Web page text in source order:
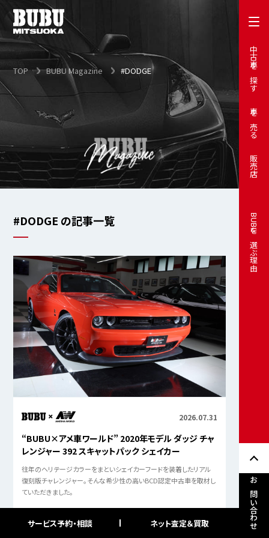
中古車を探す
車を売る
販売店
BUBUを選ぶ理由
お問い合わせ
TOP BUBU Magazine #DODGE
#DODGE の記事一覧
2026.07.31
“BUBU×アメ車ワールド” 2020年モデル ダッジ チャ
レンジャー 392 スキャットパック シェイカー
往年のヘリテージカラーをまといシェイカーフードを装着したリアル
復刻版チャレンジャー。そんな希少性の高いBCD認定中古車を取材し
ていただきました。
サービス予約・相談 ネット査定＆買取